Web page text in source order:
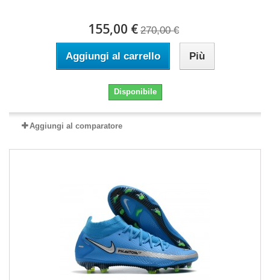
155,00 € 270,00 €
Aggiungi al carrello Più
Disponibile
Aggiungi al comparatore